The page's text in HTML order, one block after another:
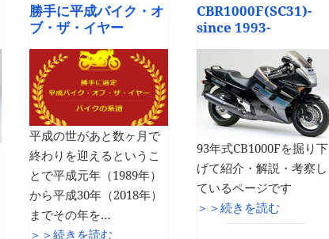
勝手に平成バイク・オ
ブ・ザ・イヤー
平成の世があと数ヶ月で
終わりを迎えるというこ
とで平成元年（1989年）
から平成30年（2018年）
までその年を…
＞＞続きを読む
CBR1000F(SC31)-
since 1993-
93年式CB1000Fを掘り下
げて紹介・解説・考察し
ているページです
＞＞続きを読む